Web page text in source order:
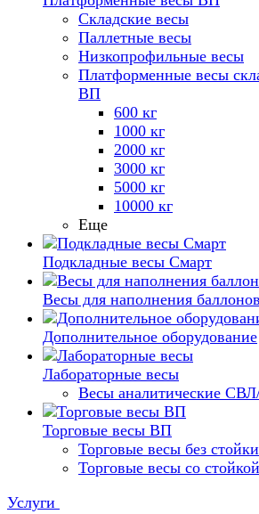
Складские весы
Паллетные весы
Низкопрофильные весы
Платформенные весы
ВП
600 кг
1000 кг
2000 кг
3000 кг
5000 кг
10000 кг
Еще
Подкладные весы Смарт
Весы для наполнения баллонов
Дополнительное оборудование
Лабораторные весы
Весы аналитические
Торговые весы ВП
Торговые весы без стойки
Торговые весы со стойкой
Услуги